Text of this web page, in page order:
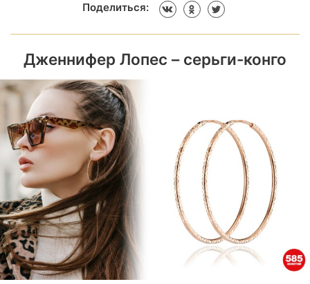
Поделиться:
Дженнифер Лопес – серьги-конго